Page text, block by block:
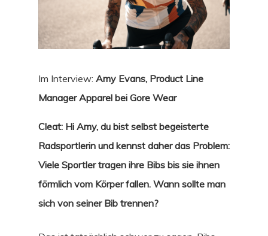
Im Interview: Amy Evans, Product Line
Manager Apparel bei Gore Wear
Cleat: Hi Amy, du bist selbst begeisterte
Radsportlerin und kennst daher das Problem:
Viele Sportler tragen ihre Bibs bis sie ihnen
förmlich vom Körper fallen. Wann sollte man
sich von seiner Bib trennen?